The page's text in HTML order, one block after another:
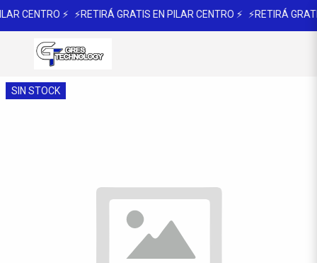
CENTRO ⚡ ⚡RETIRÁ GRATIS EN PILAR CENTRO ⚡ ⚡RETIRÁ
SIN STOCK